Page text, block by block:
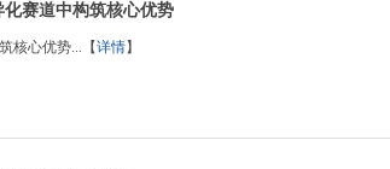
赛道中构筑核心优势
核心优势...【详情】